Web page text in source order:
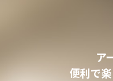
ア
便利で